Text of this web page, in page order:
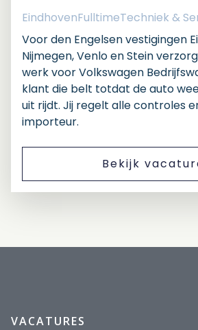
EindhovenFulltimeTechniek &
Voor den Engelsen vestigingen
Nijmegen, Venlo en Stein
werk voor Volkswagen
klant die belt totdat de auto
uit rijdt. Jij regelt alle controles
importeur.
Bekijk
VACATURES